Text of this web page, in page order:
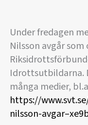
Under fredagen
Nilsson avgår
Idrottsutbildarna.
många medier,
https://
nilsson-